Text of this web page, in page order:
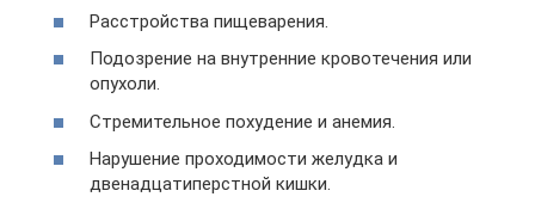
Расстройства пищеварения.
Подозрение на внутренние кровотечения или
опухоли.
Стремительное похудение и анемия.
Нарушение проходимости желудка и
двенадцатиперстной кишки.